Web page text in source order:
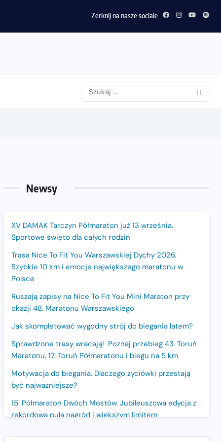
Zerknij na nasze sociale
Newsy
XV DAMAK Tarczyn Półmaraton już 13 września.
Sportowe święto dla całych rodzin
Trasa Nice To Fit You Warszawskiej Dychy 2026.
Szybkie 10 km i emocje największego maratonu w
Polsce
Ruszają zapisy na Nice To Fit You Mini Maraton przy
okazji 48. Maratonu Warszawskiego
Jak skompletować wygodny strój do biegania latem?
Sprawdzone trasy wracają! Poznaj przebieg 43. Toruń
Maratonu, 17. Toruń Półmaratonu i biegu na 5 km
Motywacja do biegania. Dlaczego życiówki przestają
być najważniejsze?
15. Półmaraton Dwóch Mostów. Jubileuszowa edycja z
rekordową pulą nagród i większym limitem